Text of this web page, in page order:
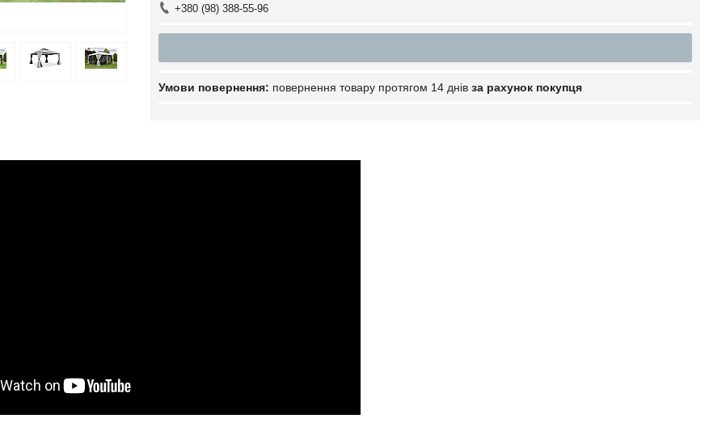
+380 (98) 388-55-96
повернення товару протягом 14 днів за рахунок покупця